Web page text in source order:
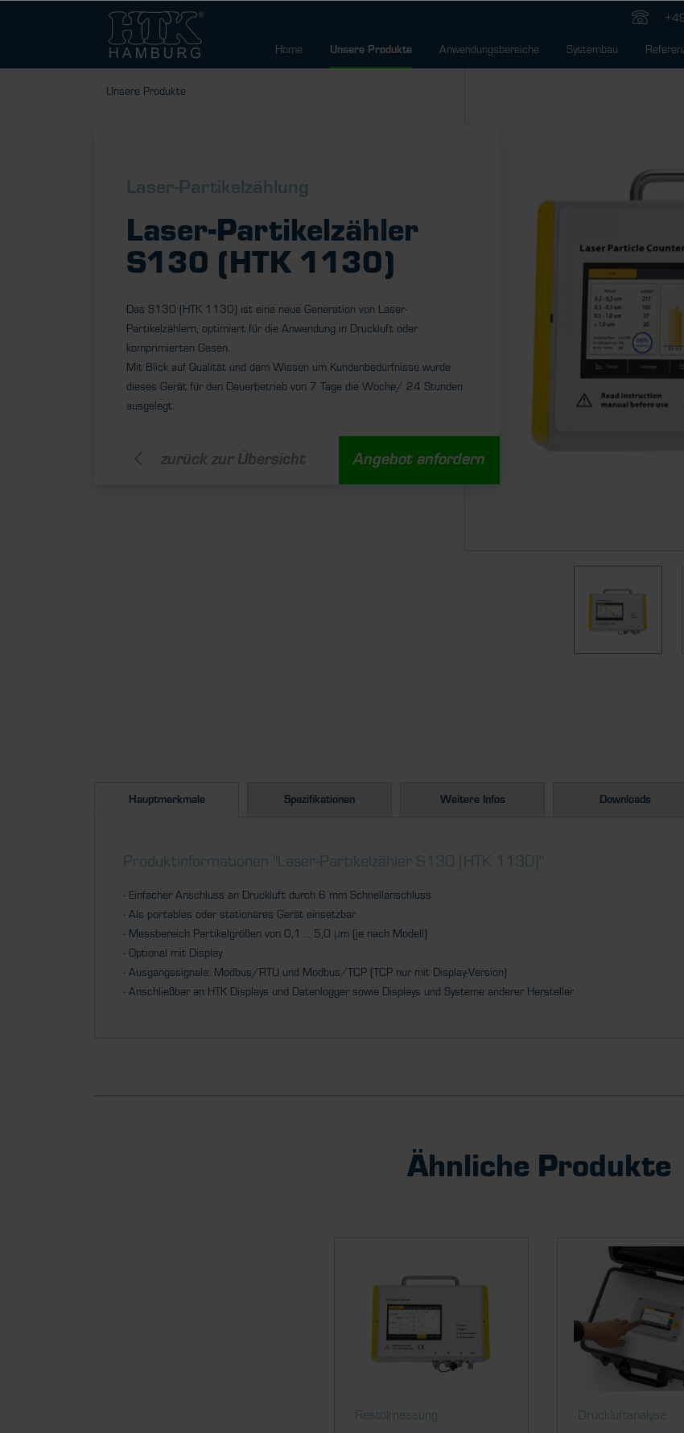
Home Unsere Produkte Anwendungsbereiche Systembau
Unsere Produkte
Laser-Partikelzählung
Laser-Partikelzähler
S130 (HTK 1130)
Das S130 (HTK 1130) ist eine neue Generation von Laser-
Partikelzählern, optimiert für die Anwendung in Druckluft oder
komprimierten Gasen.
Mit Blick auf Qualität und dem Wissen um Kundenbedürfnisse wurde
dieses Gerät für den Dauerbetrieb von 7 Tage die Woche/ 24 Stunden
ausgelegt.
zurück zur Übersicht Angebot anfordern
Hauptmerkmale Spezifikationen Weitere Infos Downloads
Produktinformationen "Laser-Partikelzähler S130 (HTK 1130)"
- Einfacher Anschluss an Druckluft durch 6 mm Schnellanschluss
- Als portables oder stationäres Gerät einsetzbar
- Messbereich Partikelgrößen von 0,1 ... 5,0 μm (je nach Modell)
- Optional mit Display
- Ausgangssignale: Modbus/RTU und Modbus/TCP (TCP nur mit Display-Version)
- Anschließbar an HTK Displays und Datenlogger sowie Displays und Systeme anderer Hersteller
Ähnliche Produkte
Restölmessung Druckluftanalyse